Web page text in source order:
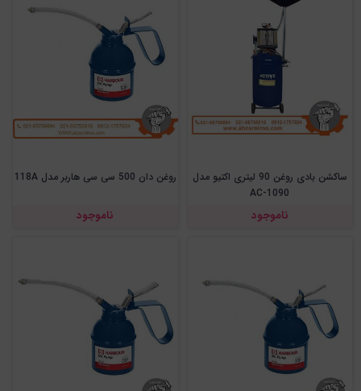
ساکشن بادی روغن 90 لیتری اکتیو مدل
AC-1090
ناموجود
روغن دان 500 سی سی هاربر مدل 118A
ناموجود